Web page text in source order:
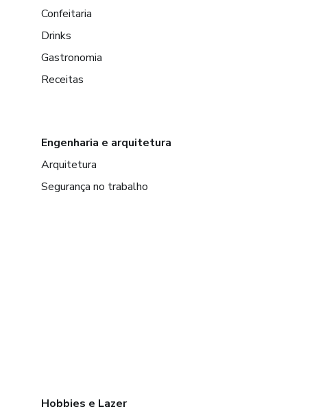
Confeitaria
Drinks
Gastronomia
Receitas
Engenharia e arquitetura
Arquitetura
Segurança no trabalho
Hobbies e Lazer